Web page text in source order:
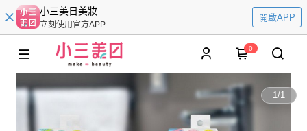
小三美日美妝
立刻使用官方APP
開啟APP
0
1/1